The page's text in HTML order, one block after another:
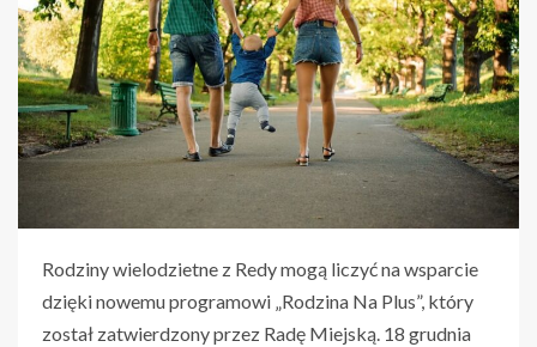
Rodziny wielodzietne z Redy mogą liczyć na wsparcie
dzięki nowemu programowi „Rodzina Na Plus”, który
został zatwierdzony przez Radę Miejską. 18 grudnia